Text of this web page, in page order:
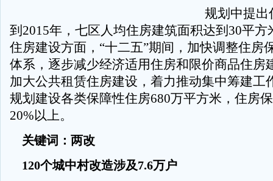
规划中提出
到2015年，七区人均住房建筑面积达到30平方
住房建设方面，“十二五”期间，加快调整住房
体系，逐步减少经济适用住房和限价商品住房
加大公共租赁住房建设，着力推动集中筹建工
规划建设各类保障性住房680万平方米，住房
20%以上。
关键词：两改
120个城中村改造涉及7.6万户